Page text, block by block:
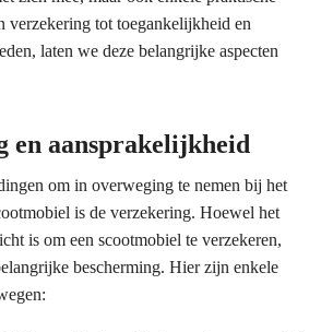
verzekering tot toegankelijkheid en
laten we deze belangrijke aspecten
en aansprakelijkheid
om in overweging te nemen bij het
is de verzekering. Hoewel het
is om een scootmobiel te verzekeren,
bescherming. Hier zijn enkele